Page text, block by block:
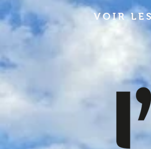
VOIR